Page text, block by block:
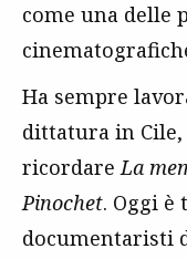
come una delle
Ha sempre
dittatura in
ricordareLa
Pinochet. Oggi
documentaristi